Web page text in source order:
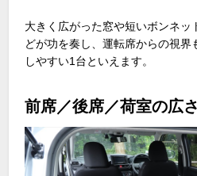
大きく広がった窓や短いボンネッ
どが功を奏し、運転席からの視
しやすい1 台といえます。
前席／後席／荷室の広